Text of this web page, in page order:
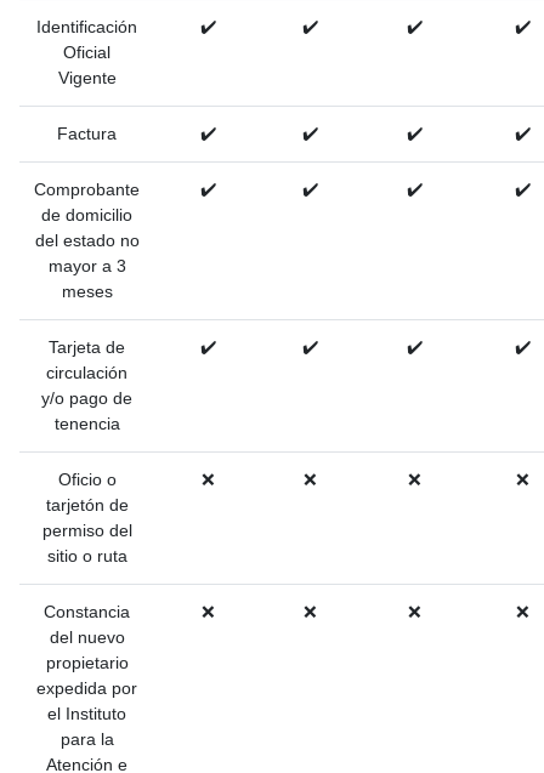
Identificación
Oficial
Vigente
✔️ ✔️ ✔️ ✔️
Factura ✔️ ✔️ ✔️ ✔️
Comprobante
de domicilio
del estado no
mayor a 3
meses
✔️ ✔️ ✔️ ✔️
Tarjeta de
circulación
y/o pago de
tenencia
✔️ ✔️ ✔️ ✔️
Oficio o
tarjetón de
permiso del
sitio o ruta
❌ ❌ ❌ ❌
Constancia
del nuevo
propietario
expedida por
el Instituto
para la
Atención e
❌ ❌ ❌ ❌